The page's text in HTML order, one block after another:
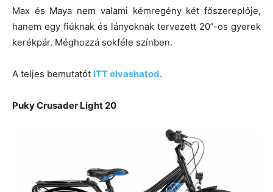
Max és Maya nem valami kémregény két főszereplője,
hanem egy fiúknak és lányoknak tervezett 20”-os gyerek
kerékpár. Méghozzá sokféle színben.
A teljes bemutatót ITT olvashatod.
Puky Crusader Light 20